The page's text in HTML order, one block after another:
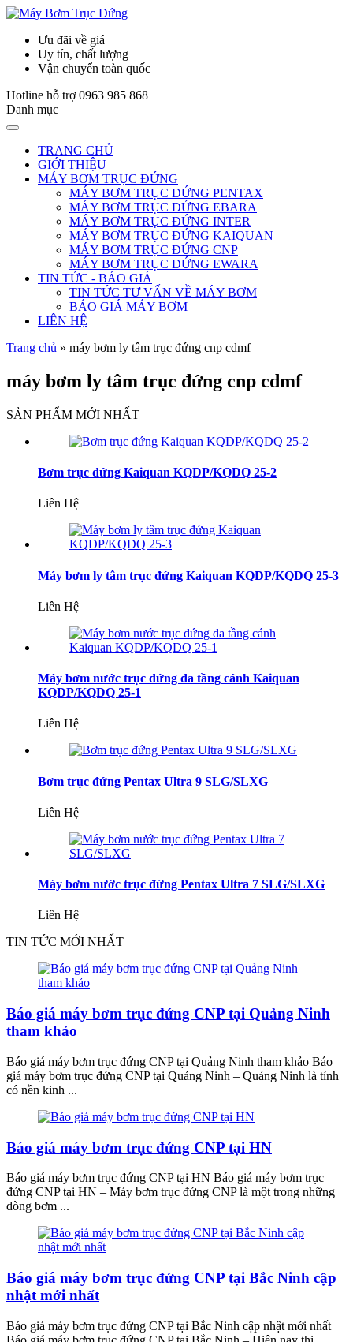
Ưu đãi về giá
Uy tín, chất lượng
Vận chuyển toàn quốc
Hotline hỗ trợ 0963 985 868
Danh mục
TRANG CHỦ
GIỚI THIỆU
MÁY BƠM TRỤC ĐỨNG
MÁY BƠM TRỤC ĐỨNG PENTAX
MÁY BƠM TRỤC ĐỨNG EBARA
MÁY BƠM TRỤC ĐỨNG INTER
MÁY BƠM TRỤC ĐỨNG KAIQUAN
MÁY BƠM TRỤC ĐỨNG CNP
MÁY BƠM TRỤC ĐỨNG EWARA
TIN TỨC - BÁO GIÁ
TIN TỨC TƯ VẤN VỀ MÁY BƠM
BÁO GIÁ MÁY BƠM
LIÊN HỆ
Trang chủ » máy bơm ly tâm trục đứng cnp cdmf
máy bơm ly tâm trục đứng cnp cdmf
SẢN PHẨM MỚI NHẤT
Bơm trục đứng Kaiquan KQDP/KQDQ 25-2
Liên Hệ
Máy bơm ly tâm trục đứng Kaiquan KQDP/KQDQ 25-3
Liên Hệ
Máy bơm nước trục đứng đa tầng cánh Kaiquan
KQDP/KQDQ 25-1
Liên Hệ
Bơm trục đứng Pentax Ultra 9 SLG/SLXG
Liên Hệ
Máy bơm nước trục đứng Pentax Ultra 7 SLG/SLXG
Liên Hệ
TIN TỨC MỚI NHẤT
Báo giá máy bơm trục đứng CNP tại Quảng Ninh
tham khảo
Báo giá máy bơm trục đứng CNP tại Quảng Ninh tham khảo Báo
giá máy bơm trục đứng CNP tại Quảng Ninh – Quảng Ninh là tỉnh
có nền kinh ...
Báo giá máy bơm trục đứng CNP tại HN
Báo giá máy bơm trục đứng CNP tại HN Báo giá máy bơm trục
đứng CNP tại HN – Máy bơm trục đứng CNP là một trong những
dòng bơm ...
Báo giá máy bơm trục đứng CNP tại Bắc Ninh cập
nhật mới nhất
Báo giá máy bơm trục đứng CNP tại Bắc Ninh cập nhật mới nhất